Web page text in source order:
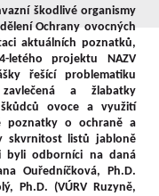
škodlivé organismy
Ochrany ovocných
aktuálních poznatků,
letého projektu NAZV
řešící problematiku
a žlabatky
ovoce a využití
poznatky o ochraně a
skvrnitost listů jabloně
byli odborníci na daná
Ouředníčková, Ph.D.
Ph.D. (VÚRV Ruzyně,